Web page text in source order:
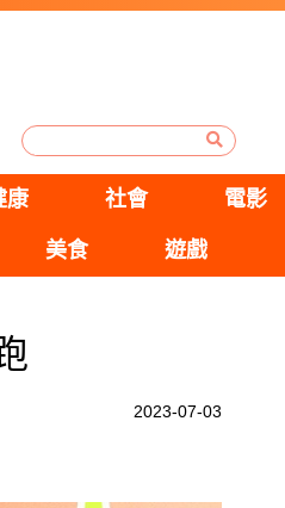
康 社會 電影
美食 遊戲
2023-07-03